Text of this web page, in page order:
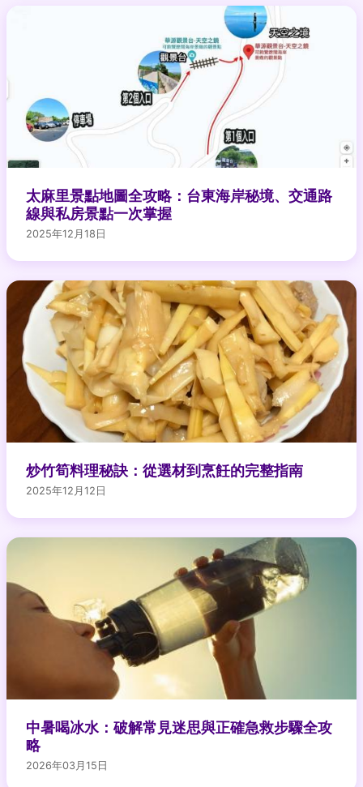
太麻里景點地圖全攻略：台東海岸秘境、交通路
線與私房景點一次掌握
2025年12月18日
炒竹筍料理秘訣：從選材到烹飪的完整指南
2025年12月12日
中暑喝冰水：破解常見迷思與正確急救步驟全攻
略
2026年03月15日